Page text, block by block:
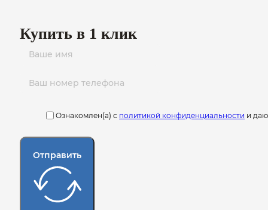
Купить в 1 клик
Ознакомлен(а) с политикой конфиденциальности и
Отправить